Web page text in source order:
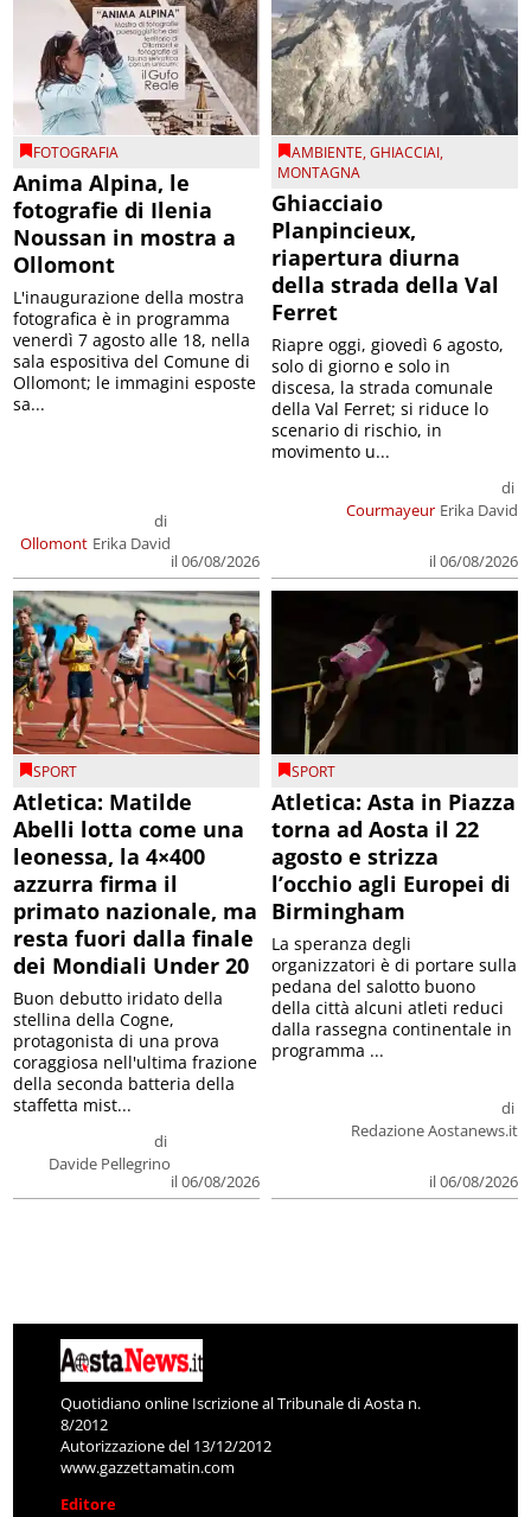
FOTOGRAFIA
Anima Alpina, le
fotografie di Ilenia
Noussan in mostra a
Ollomont
Ollomont
di
Erika David
il 06/08/2026
L'inaugurazione della mostra
fotografica è in programma
venerdì 7 agosto alle 18, nella
sala espositiva del Comune di
Ollomont; le immagini esposte
sa...
AMBIENTE,GHIACCIAI,
MONTAGNA
Ghiacciaio
Planpincieux,
riapertura diurna
della strada della Val
Ferret
Courmayeur
di
Erika David
il 06/08/2026
Riapre oggi, giovedì 6 agosto,
solo di giorno e solo in
discesa, la strada comunale
della Val Ferret; si riduce lo
scenario di rischio, in
movimento u...
SPORT
Atletica: Matilde
Abelli lotta come una
leonessa, la 4×400
azzurra firma il
primato nazionale, ma
resta fuori dalla finale
dei Mondiali Under 20
di
Davide Pellegrino
il 06/08/2026
Buon debutto iridato della
stellina della Cogne,
protagonista di una prova
coraggiosa nell'ultima frazione
della seconda batteria della
staffetta mist...
SPORT
Atletica: Asta in Piazza
torna ad Aosta il 22
agosto e strizza
l’occhio agli Europei di
Birmingham
di
Redazione Aostanews.it
il 06/08/2026
La speranza degli
organizzatori è di portare sulla
pedana del salotto buono
della città alcuni atleti reduci
dalla rassegna continentale in
programma ...
Quotidiano online Iscrizione al Tribunale di Aosta n.
8/2012
Autorizzazione del 13/12/2012
www.gazzettamatin.com
Editore